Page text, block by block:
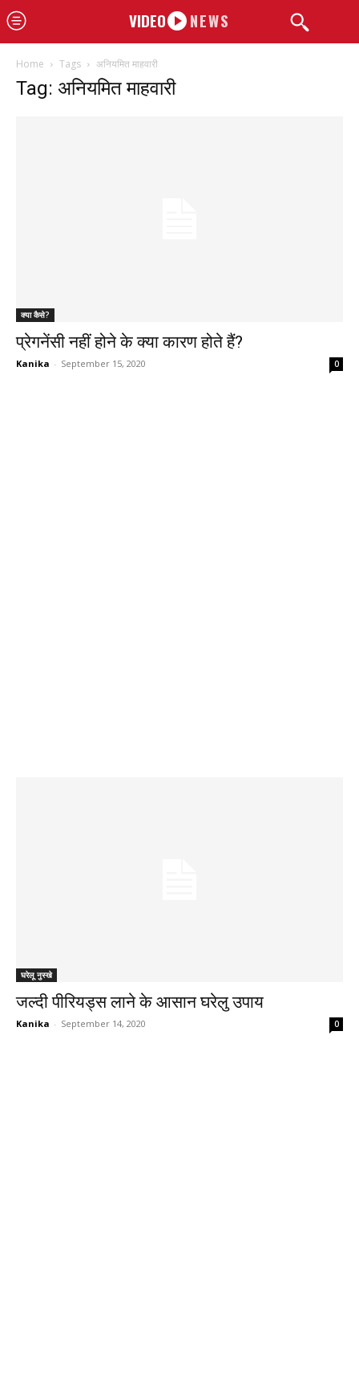
VIDEO NEWS
Home Tags अनियमित माहवारी
Tag: अनियमित माहवारी
क्या कैसे?
प्रेगनेंसी नहीं होने के क्या कारण होते हैं?
Kanika - September 15, 2020 0
घरेलू नुस्खे
जल्दी पीरियड्स लाने के आसान घरेलु उपाय
Kanika - September 14, 2020 0